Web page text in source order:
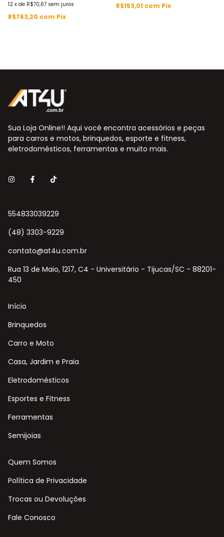
12 x de R$70,67 sem juros
R$763,20 com Pix
R$153,01 com Pix
Sua Loja Online!! Aqui você encontra acessórios e peças
para carros e motos, brinquedos, esporte e fitness,
eletrodomésticos, ferramentas e muito mais.
554833039229
(48) 3303-9229
contato@at4u.com.br
Rua 13 de Maio, 1217, C4 - Universitário - Tijucas/SC - 88201-
450
Início
Brinquedos
Carro e Moto
Casa, Jardim e Praia
Eletrodomésticos
Esportes e Fitness
Ferramentas
Semijoias
Quem Somos
Política de Privacidade
Trocas ou Devoluções
Fale Conosco